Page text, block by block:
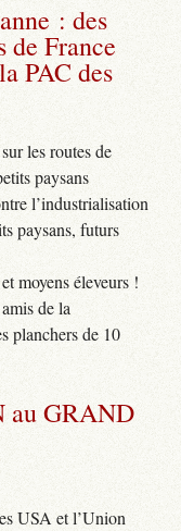
: des
de France
PAC des
les routes de
paysans
l’industrialisation
paysans, futurs
moyens éleveurs !
de la
planchers de 10
au GRAND
USA et l’Union